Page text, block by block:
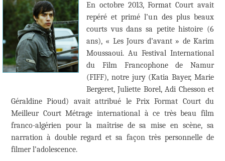
En octobre 2013, Format Court avait
repéré et primé l’un des plus beaux
courts vus dans sa petite histoire (6
ans), « Les Jours d’avant » de Karim
Moussaoui. Au Festival International
du Film Francophone de Namur
(FIFF), notre jury (Katia Bayer, Marie
Bergeret, Juliette Borel, Adi Chesson et
Géraldine Pioud) avait attribué le Prix Format Court du
Meilleur Court Métrage international à ce très beau film
franco-algérien pour la maîtrise de sa mise en scène, sa
narration à double regard et sa façon très personnelle de
filmer l’adolescence.